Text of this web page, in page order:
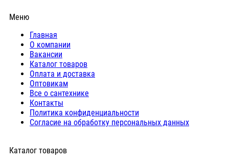
Меню
Главная
О компании
Вакансии
Каталог товаров
Оплата и доставка
Оптовикам
Все о сантехнике
Контакты
Политика конфиденциальности
Согласие на обработку персональных данных
Каталог товаров